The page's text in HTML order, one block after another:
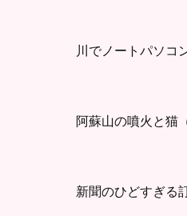
川でノートパソコ
阿蘇山の噴火と猫
新聞のひどすぎる